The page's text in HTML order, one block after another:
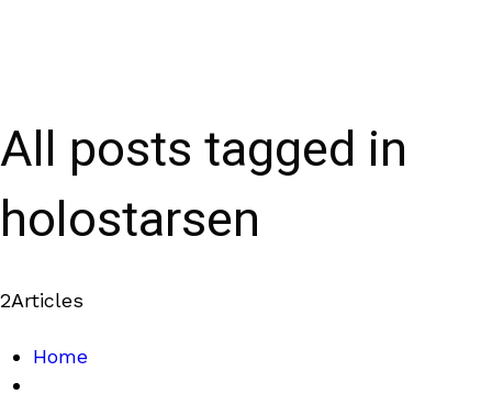
All posts tagged in
holostarsen
2Articles
Home